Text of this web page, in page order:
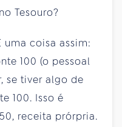
Tesouro?
uma coisa assim:
100 (o pessoal
se tiver algo de
100. Isso é
receita prórpria.